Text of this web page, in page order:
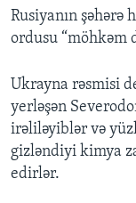
Rusiyanın şəhərə
ordusu “möhkəm
Ukrayna rəsmisi
yerləşən
irəliləyiblər və
gizləndiyi kimya
edirlər.